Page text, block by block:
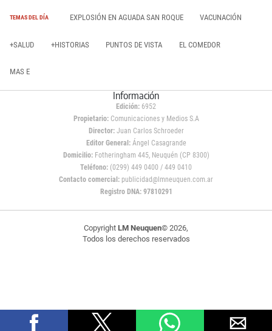
TEMAS DEL DÍA EXPLOSIÓN EN AGUADA SAN ROQUE VACUNACIÓN
+SALUD +HISTORIAS PUNTOS DE VISTA EL COMEDOR
MAS E
Información
Edición: 6952
Propietario:Comunicaciones y Medios S.A
Director: Juan Carlos Schroeder
Editor General:Ángel Casagrande
Domicilio:Fotheringham 445, Neuquén (CP 8300)
Teléfono: (0299) 449 0400 / 449 0410
Contacto comercial: publicidad@lmneuquen.com.ar
Registro DNA: 97810291
Copyright LM Neuquen© 2026,
Todos los derechos reservados